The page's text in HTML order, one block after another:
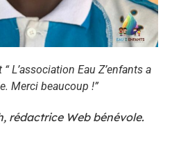
L’association Eau Z’enfants a
Merci beaucoup !”
rédactrice Web bénévole.